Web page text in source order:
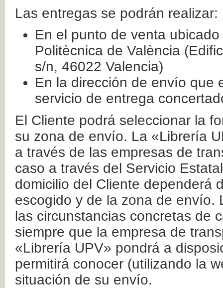
Las entregas se podrán realizar:
En el punto de venta
Politècnica de València
s/n, 46022 Valencia)
En la dirección de envío que
servicio de entrega
El Cliente podrá seleccionar la
su zona de envío. La «Librería
a través de las empresas de
caso a través del Servicio
domicilio del Cliente dependerá
escogido y de la zona de envío.
las circunstancias concretas de
siempre que la empresa de
«Librería UPV» pondrá a
permitirá conocer (utilizando la
situación de su envío.